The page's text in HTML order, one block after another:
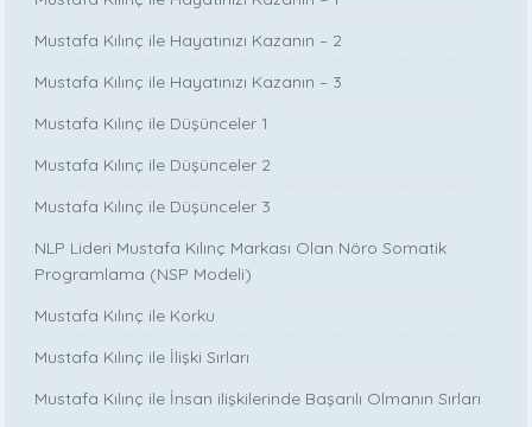
Mustafa Kılınç ile Hayatınızı Kazanın – 2
Mustafa Kılınç ile Hayatınızı Kazanın – 3
Mustafa Kılınç ile Düşünceler 1
Mustafa Kılınç ile Düşünceler 2
Mustafa Kılınç ile Düşünceler 3
NLP Lideri Mustafa Kılınç Markası Olan Nöro Somatik
Programlama (NSP Modeli)
Mustafa Kılınç ile Korku
Mustafa Kılınç ile İlişki Sırları
Mustafa Kılınç ile İnsan ilişkilerinde Başarılı Olmanın Sırları